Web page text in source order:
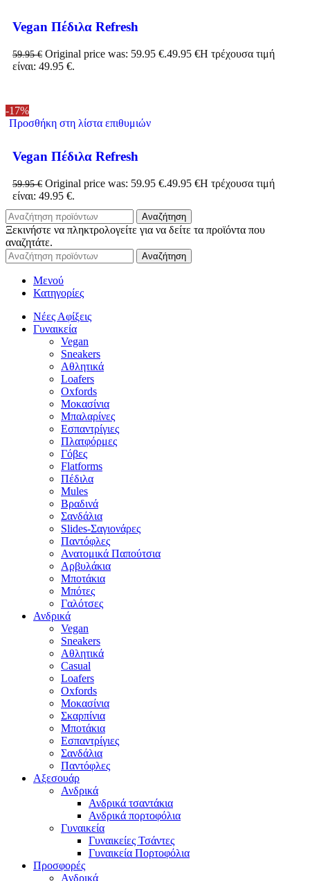
Vegan Πέδιλα Refresh
59.95€ Original price was: 59.95 €.49.95 €Η τρέχουσα τιμή
είναι: 49.95 €.
-17%
Προσθήκη στη λίστα επιθυμιών
Vegan Πέδιλα Refresh
59.95€ Original price was: 59.95 €.49.95 €Η τρέχουσα τιμή
είναι: 49.95 €.
Αναζήτηση
Ξεκινήστε να πληκτρολογείτε για να δείτε τα προϊόντα που
αναζητάτε.
Αναζήτηση
Μενού
Κατηγορίες
Νέες Αφίξεις
Γυναικεία
Vegan
Sneakers
Αθλητικά
Loafers
Oxfords
Μοκασίνια
Μπαλαρίνες
Εσπαντρίγιες
Πλατφόρμες
Γόβες
Flatforms
Πέδιλα
Mules
Βραδινά
Σανδάλια
Slides-Σαγιονάρες
Παντόφλες
Ανατομικά Παπούτσια
Αρβυλάκια
Μποτάκια
Μπότες
Γαλότσες
Ανδρικά
Vegan
Sneakers
Αθλητικά
Casual
Loafers
Oxfords
Μοκασίνια
Σκαρπίνια
Μποτάκια
Εσπαντρίγιες
Σανδάλια
Παντόφλες
Αξεσουάρ
Ανδρικά
Ανδρικά τσαντάκια
Ανδρικά πορτοφόλια
Γυναικεία
Γυναικείες Τσάντες
Γυναικεία Πορτοφόλια
Προσφορές
Ανδρικά